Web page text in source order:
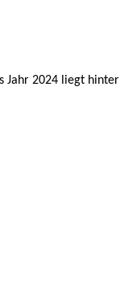
Jahr 2024 liegt